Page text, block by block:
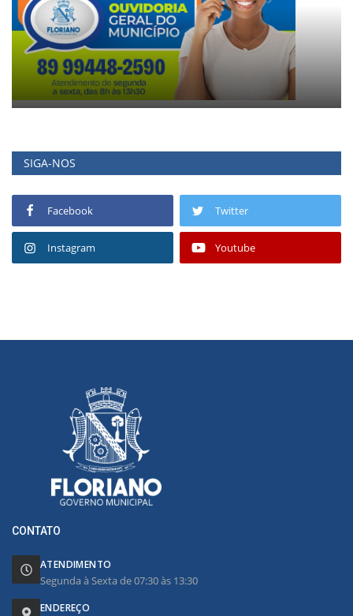
SIGA-NOS
Facebook Twitter
Instagram Youtube
CONTATO
ATENDIMENTO
Segunda à Sexta de 07:30 às 13:30
ENDEREÇO